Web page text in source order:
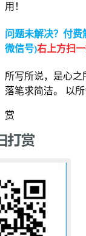
用！
问题未解决？付费
微信号)右上方扫
所写所说，是心之
落笔求简洁。 以
赏